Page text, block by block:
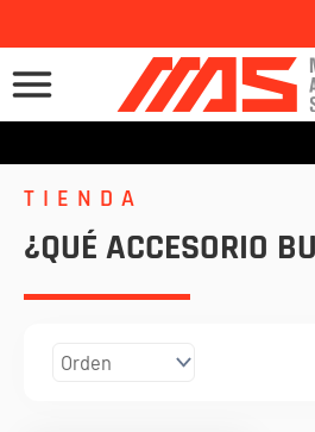
al
contenido
TIENDA
¿QUÉ ACCESORIO